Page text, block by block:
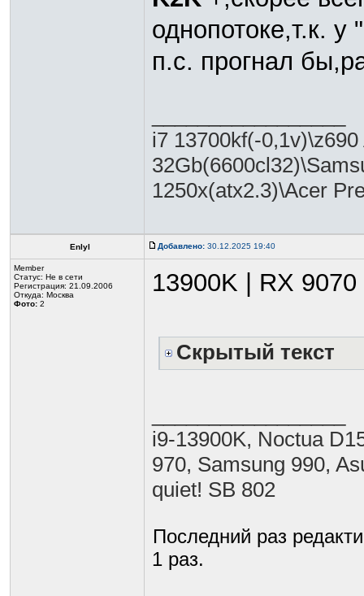
однопотоке,т.к. у
п.с. прогнал
i7 13700kf(-
1250х(atx2.3)\Acer
Enlyl Добавлено: 30.12.2025 19:40
Member
Статус: Не в сети
Регистрация: 21.09.2006
Откуда: Москва
Фото: 2
13900K | RX 9070
Скрытый текст
i9-13900K, Noctua
970, Samsung 990,
quiet! SB 802
Последний раз
1 раз.